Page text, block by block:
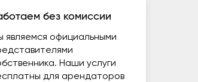
без комиссии
являемся официальными
Наши услуги
для арендаторов